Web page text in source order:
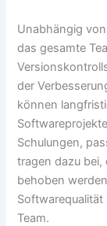
Unabhängig
das gesamte
der
können
Schulungen,
tragen dazu bei,
behoben
Softwarequalität
Team.